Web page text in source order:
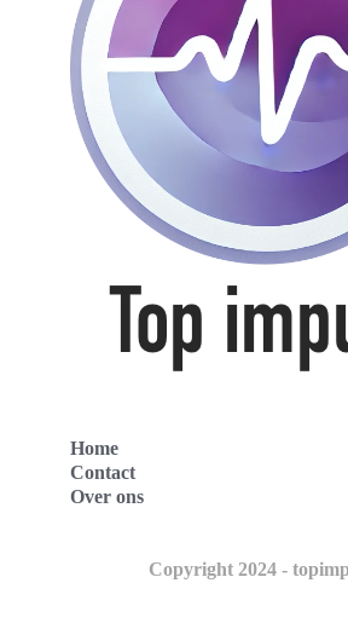
Home
Contact
Over ons
Copyright 2024 -